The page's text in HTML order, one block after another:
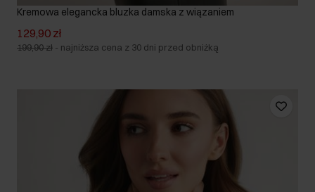
Kremowa elegancka bluzka damska z wiązaniem
129,90 zł
199,90 zł - najniższa cena z 30 dni przed obniżką